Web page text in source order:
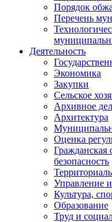
Порядок
Перечень
Деятельность
Экономика
Закупки
Сельское
Архивное
Архитектура
Оценка
Гражданская
безопасность
Управление
Культура,
Образование
Труд и